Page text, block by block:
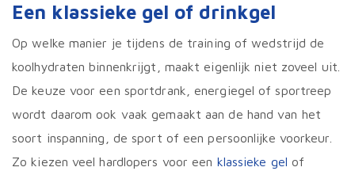
Een klassieke gel of drinkgel
Op welke manier je tijdens de training of wedstrijd de
koolhydraten binnenkrijgt, maakt eigenlijk niet zoveel uit.
De keuze voor een sportdrank, energiegel of sportreep
wordt daarom ook vaak gemaakt aan de hand van het
soort inspanning, de sport of een persoonlijke voorkeur.
Zo kiezen veel hardlopers voor een klassieke gel of